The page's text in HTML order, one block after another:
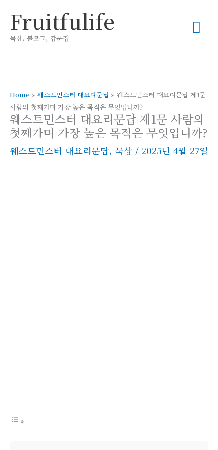
로
Fruitfulife
묵상, 블로그, 잡문집
메
인
Home » 웨스트민스터 대요리문답 » 웨스트민스터 대요리문답 제1문
사람의 첫째가며 가장 높은 목적은 무엇입니까?
웨스트민스터 대요리문답 제1문 사람의
첫째가며 가장 높은 목적은 무엇입니까?
웨스트민스터 대요리문답, 묵상 / 2025년 4월 27일